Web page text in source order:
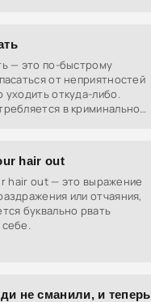
— это по-быстрому
от неприятностей
уходить откуда-либо.
в криминальном
hair out
hair out — это выражение
или отчаяния,
буквально рвать
не сманили, и теперь